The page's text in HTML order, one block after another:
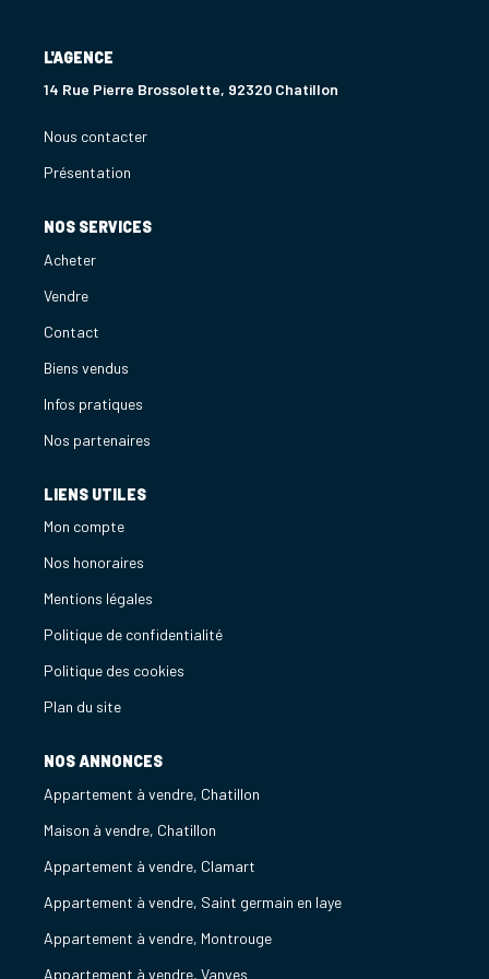
L'AGENCE
14 Rue Pierre Brossolette, 92320 Chatillon
Nous contacter
Présentation
NOS SERVICES
Acheter
Vendre
Contact
Biens vendus
Infos pratiques
Nos partenaires
LIENS UTILES
Mon compte
Nos honoraires
Mentions légales
Politique de confidentialité
Politique des cookies
Plan du site
NOS ANNONCES
Appartement à vendre, Chatillon
Maison à vendre, Chatillon
Appartement à vendre, Clamart
Appartement à vendre, Saint germain en laye
Appartement à vendre, Montrouge
Appartement à vendre, Vanves